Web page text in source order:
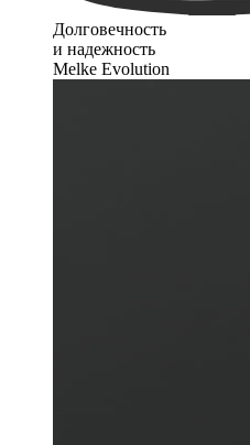
Долговечность
и надежность
Melke Evolution